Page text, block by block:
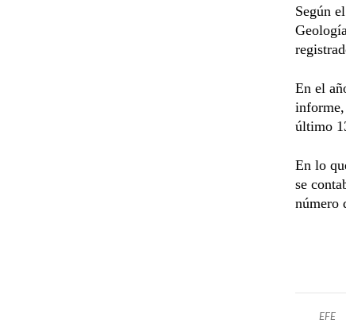
Según
En el
informe,
último
En lo
se
número
EFE